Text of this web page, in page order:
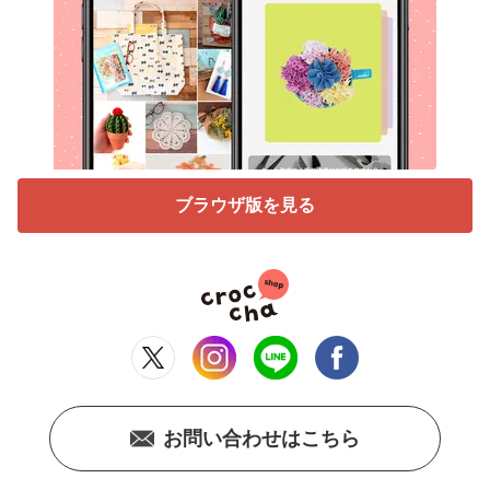
ブラウザ版を見る
お問い合わせはこちら